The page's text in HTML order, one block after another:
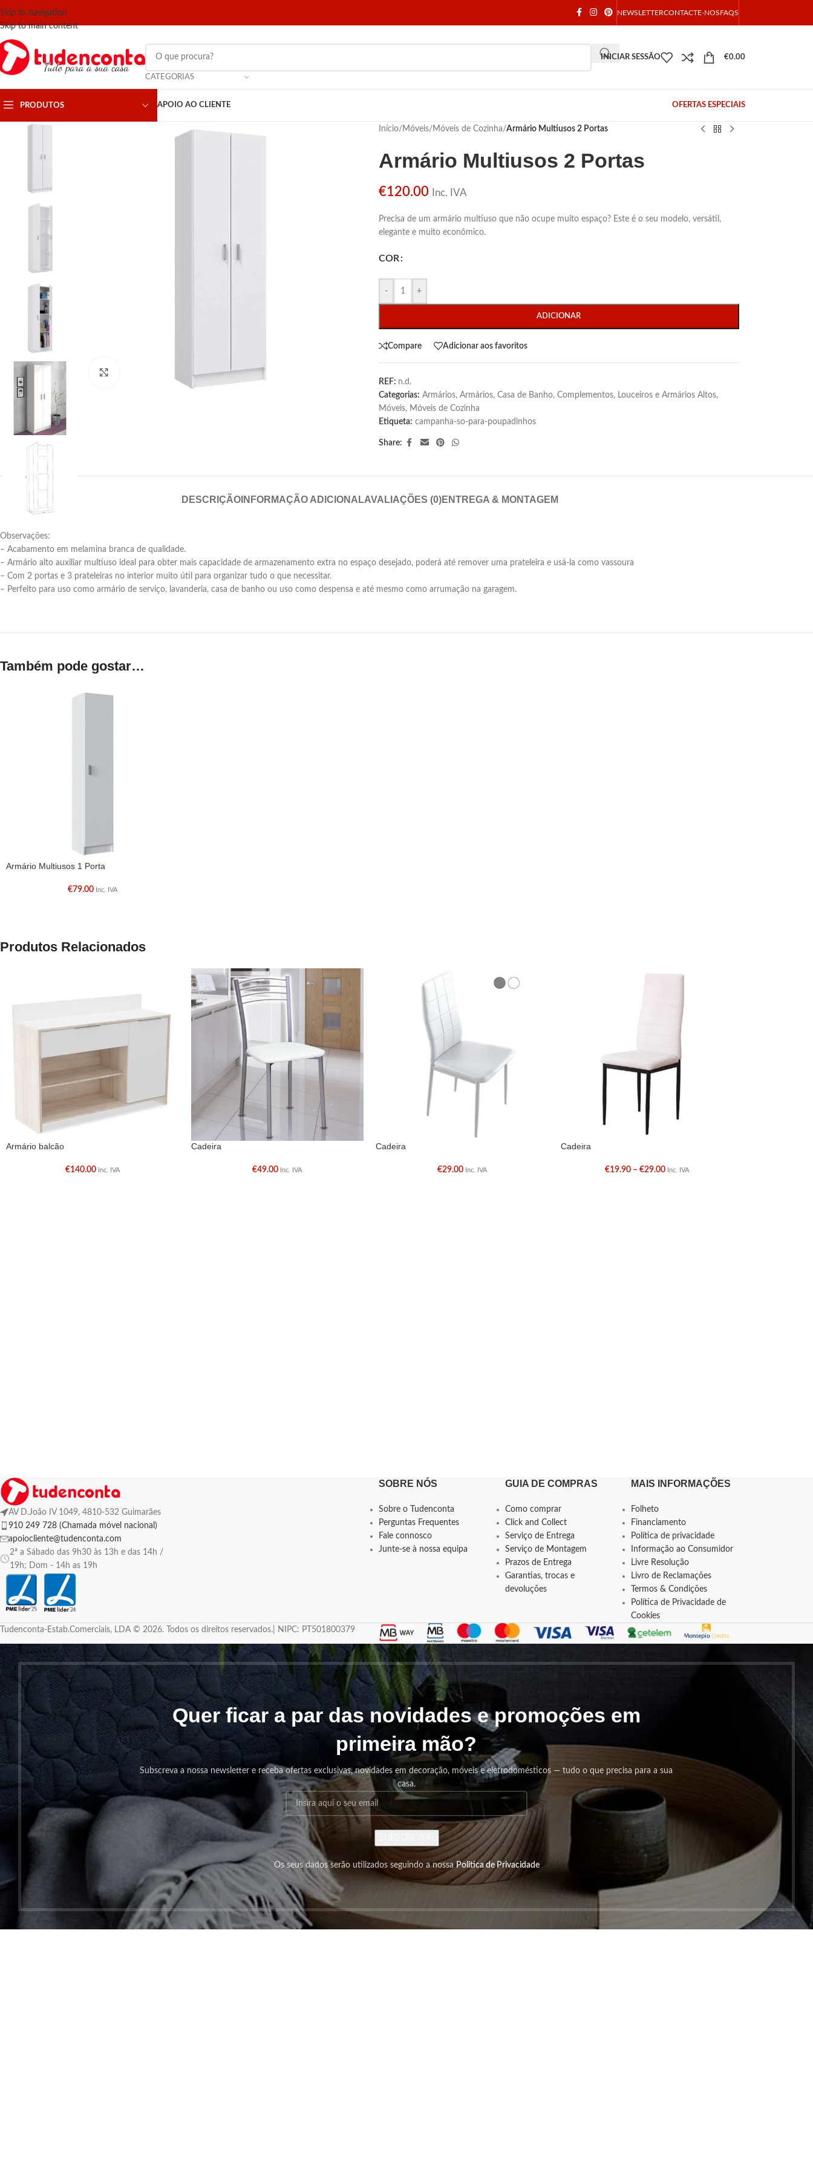
Skip to navigation
Skip to main content
NEWSLETTERCONTACTE-NOSFAQS
CATEGORIAS
INICIAR SESSÃO €0.00
PRODUTOS APOIO AO CLIENTE OFERTAS ESPECIAIS
Início/ Móveis/ Móveis de Cozinha/Armário Multiusos 2 Portas
Armário Multiusos 2 Portas
€120.00 Inc. IVA
Precisa de um armário multiuso que não ocupe muito espaço? Este é o seu modelo, versátil,
elegante e muito econômico.
COR
- +
ADICIONAR
Compare Adicionar aos favoritos
REF: n.d.
Categorias: Armários, Armários, Casa de Banho, Complementos, Louceiros e Armários Altos,
Móveis, Móveis de Cozinha
Etiqueta: campanha-so-para-poupadinhos
Share:
DESCRIÇÃOINFORMAÇÃO ADICIONALAVALIAÇÕES (0)ENTREGA & MONTAGEM
Observações:
– Acabamento em melamina branca de qualidade.
– Armário alto auxiliar multiuso ideal para obter mais capacidade de armazenamento extra no espaço desejado, poderá até remover uma prateleira e usá-la como vassoura
– Com 2 portas e 3 prateleiras no interior muito útil para organizar tudo o que necessitar.
– Perfeito para uso como armário de serviço, lavanderia, casa de banho ou uso como despensa e até mesmo como arrumação na garagem.
Também pode gostar…
Armário Multiusos 1 Porta
€79.00 Inc. IVA
Produtos Relacionados
Armário balcão
€140.00 Inc. IVA
Cadeira
€49.00 Inc. IVA
Cadeira
€29.00 Inc. IVA
Cadeira
€19.90 – €29.00 Inc. IVA
AV D.João IV 1049, 4810-532 Guimarães
910 249 728 (Chamada móvel nacional)
apoiocliente@tudenconta.com
2ª a Sábado das 9h30 às 13h e das 14h /
19h; Dom - 14h as 19h
SOBRE NÓS
Sobre o Tudenconta
Perguntas Frequentes
Fale connosco
Junte-se à nossa equipa
GUIA DE COMPRAS
Como comprar
Click and Collect
Serviço de Entrega
Serviço de Montagem
Prazos de Entrega
Garantias, trocas e
devoluções
MAIS INFORMAÇÕES
Folheto
Financiamento
Política de privacidade
Informação ao Consumidor
Livre Resolução
Livro de Reclamações
Termos & Condições
Política de Privacidade de
Cookies
Tudenconta-Estab.Comerciais, LDA © 2026. Todos os direitos reservados.| NIPC: PT501800379
Quer ficar a par das novidades e promoções em
primeira mão?
Subscreva a nossa newsletter e receba ofertas exclusivas, novidades em decoração, móveis e eletrodomésticos — tudo o que precisa para a sua
casa.
Os seus dados serão utilizados seguindo a nossaPolitica de Privacidade